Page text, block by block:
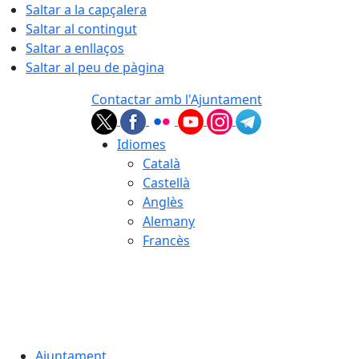
Saltar a la capçalera
Saltar al contingut
Saltar a enllaços
Saltar al peu de pàgina
Contactar amb l'Ajuntament
Idiomes
Català
Castellà
Anglès
Alemany
Francès